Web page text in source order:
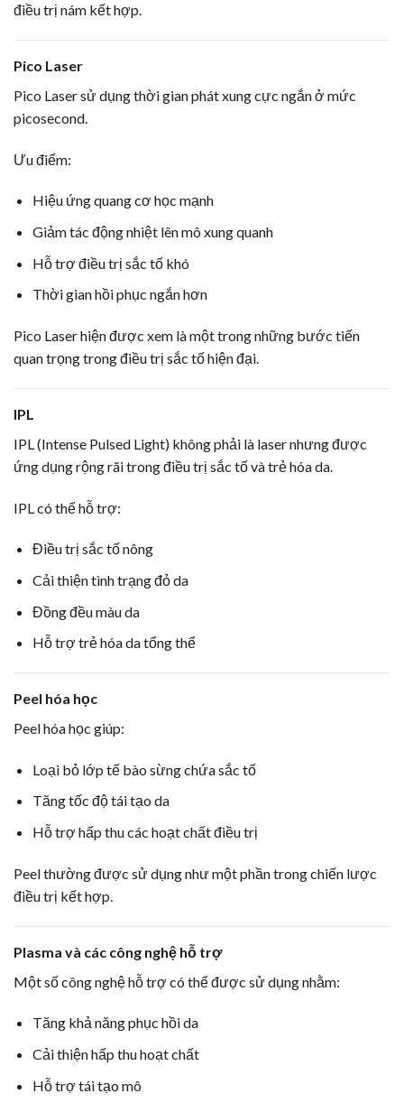
điều trị nám kết hợp.
Pico Laser
Pico Laser sử dụng thời gian phát xung cực ngắn ở mức
picosecond.
Ưu điểm:
Hiệu ứng quang cơ học mạnh
Giảm tác động nhiệt lên mô xung quanh
Hỗ trợ điều trị sắc tố khó
Thời gian hồi phục ngắn hơn
Pico Laser hiện được xem là một trong những bước tiến
quan trọng trong điều trị sắc tố hiện đại.
IPL
IPL (Intense Pulsed Light) không phải là laser nhưng được
ứng dụng rộng rãi trong điều trị sắc tố và trẻ hóa da.
IPL có thể hỗ trợ:
Điều trị sắc tố nông
Cải thiện tình trạng đỏ da
Đồng đều màu da
Hỗ trợ trẻ hóa da tổng thể
Peel hóa học
Peel hóa học giúp:
Loại bỏ lớp tế bào sừng chứa sắc tố
Tăng tốc độ tái tạo da
Hỗ trợ hấp thu các hoạt chất điều trị
Peel thường được sử dụng như một phần trong chiến lược
điều trị kết hợp.
Plasma và các công nghệ hỗ trợ
Một số công nghệ hỗ trợ có thể được sử dụng nhằm:
Tăng khả năng phục hồi da
Cải thiện hấp thu hoạt chất
Hỗ trợ tái tạo mô